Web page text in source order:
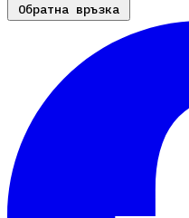
Обратна връзка
Обратна връзка